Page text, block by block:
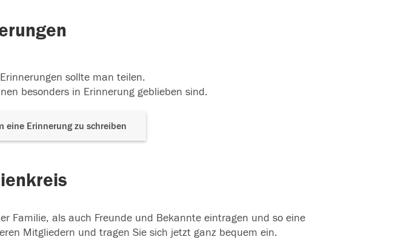
sollte man teilen.
besonders in Erinnerung geblieben sind.
eine Erinnerung zu schreiben
Familie, als auch Freunde und Bekannte eintragen und so eine
Mitgliedern und tragen Sie sich jetzt ganz bequem ein.